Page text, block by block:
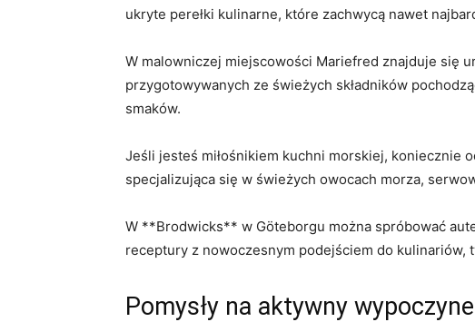
ukryte perełki kulinarne, które zachwycą nawet
W malowniczej miejscowości Mariefred znajduje się
przygotowywanych ze świeżych składników
smaków.
Jeśli jesteś miłośnikiem kuchni morskiej, koniecznie
specjalizująca się w świeżych owocach morza,
W **Brodwicks** w Göteborgu można spróbować
receptury z nowoczesnym podejściem do kulinariów,
Pomysły na aktywny